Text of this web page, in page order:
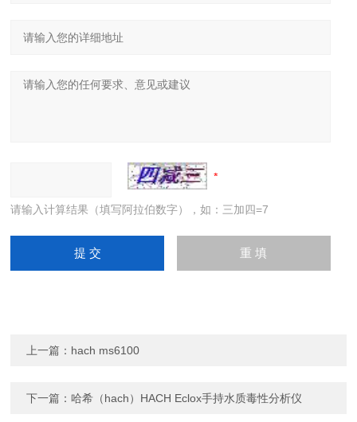
请输入计算结果（填写阿拉伯数字），如：三加四=7
上一篇： hach ms6100
下一篇：哈希（hach）HACH Eclox手持水质毒性分析仪